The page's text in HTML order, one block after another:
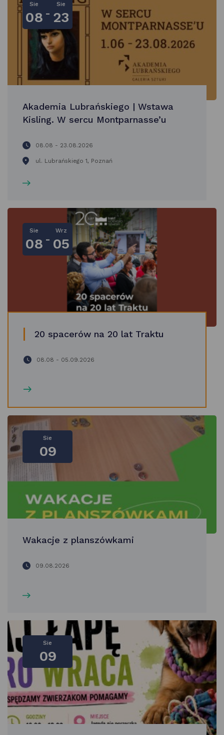
Sie
08 -
Sie
23
Akademia Lubrańskiego | Wstawa
Kisling. W sercu Montparnasse’u
08.08 - 23.08.2026
ul. Lubrańskiego 1, Poznań
Sie
08 -
Wrz
05
20 spacerów na 20 lat Traktu
08.08 - 05.09.2026
Sie
09
Wakacje z planszówkami
09.08.2026
Sie
09